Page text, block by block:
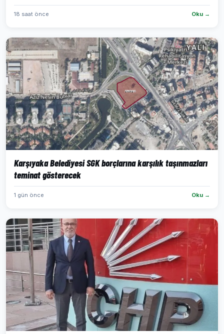
18 saat önce Oku →
Karşıyaka Belediyesi SGK borçlarına karşılık taşınmazları
teminat gösterecek
1 gün önce Oku →